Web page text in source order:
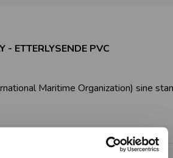
- ETTERLYSENDE PVC
Maritime Organization) sine